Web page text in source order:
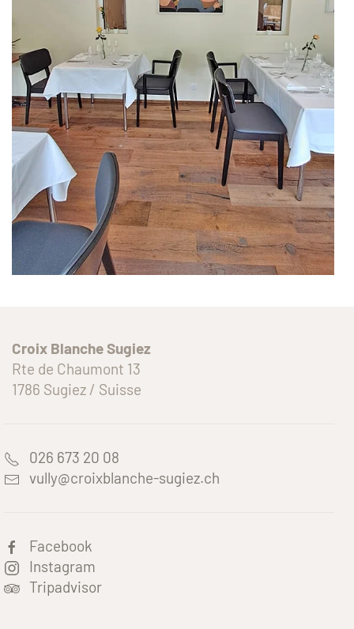
Croix Blanche Sugiez
Rte de Chaumont 13
1786 Sugiez / Suisse
026 673 20 08
vully@croixblanche-sugiez.ch
Facebook
Instagram
Tripadvisor